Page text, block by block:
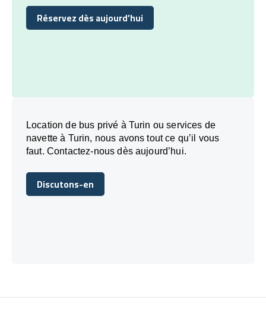
Réservez dès aujourd’hui
Réservez dès aujourd’hui
Location de bus privé à Turin ou services de
navette à Turin, nous avons tout ce qu’il vous
faut. Contactez-nous dès aujourd’hui.
Discutons-en
Discutons-en